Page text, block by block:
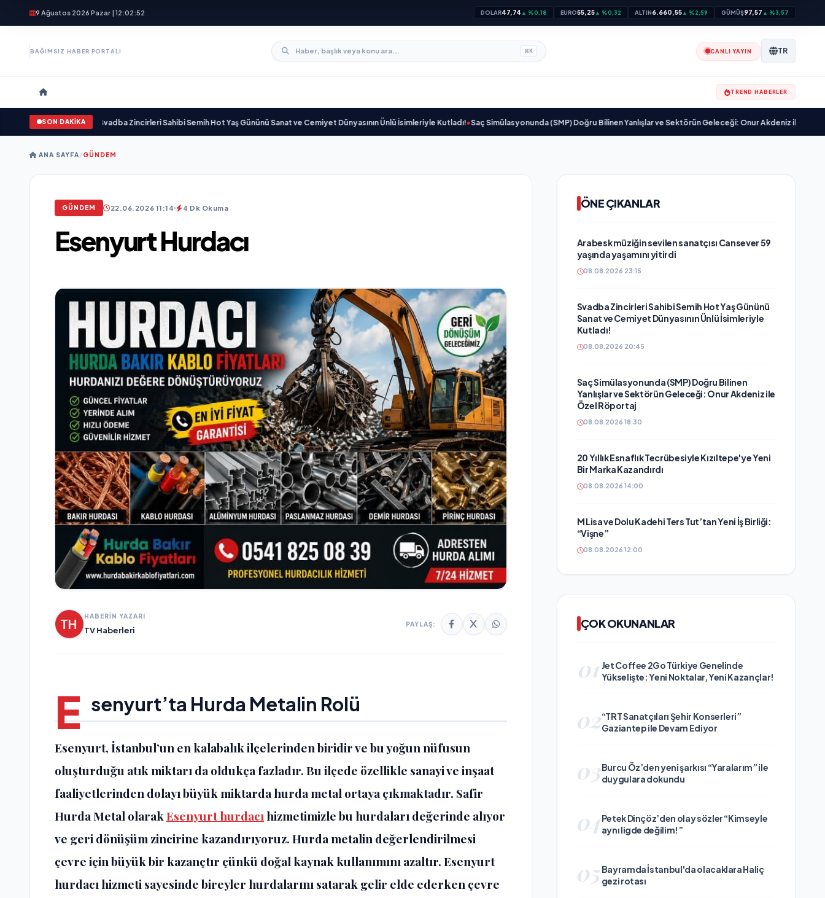
9 Ağustos 2026 Pazar | 12:02:54 DOLAR47,74 ▲ %0,18 EURO55,25▲ %0,32 ALTIN6.660,55▲ %2,59 GÜMÜŞ97,57 ▲ %3,57
BAĞIMSIZ HABER PORTALI ⌘K CANLI YAYIN TR
TREND HABERLER
SON DAKİKA
yaşamını yitirdi•Svadba Zincirleri Sahibi Semih Hot Yaş Gününü Sanat ve Cemiyet Dünyasının Ünlü İsimleriyle Kutladı!•Saç Simülasyonunda (SMP) Doğru Bilinen Yanlışlar ve Sektörün Geleceği: Onur Akdeniz ile Özel
ANA SAYFA/GÜNDEM
GÜNDEM 22.06.2026 11:14 4 Dk Okuma
Esenyurt Hurdacı
HABERİN YAZARI
TV Haberleri
PAYLAŞ:
E senyurt’ta Hurda Metalin Rolü
Esenyurt, İstanbul’un en kalabalık ilçelerinden biridir ve bu yoğun nüfusun
oluşturduğu atık miktarı da oldukça fazladır. Bu ilçede özellikle sanayi ve inşaat
faaliyetlerinden dolayı büyük miktarda hurda metal ortaya çıkmaktadır. Safir
Hurda Metal olarakEsenyurt hurdacı hizmetimizle bu hurdaları değerinde alıyor
ve geri dönüşüm zincirine kazandırıyoruz. Hurda metalin değerlendirilmesi
çevre için büyük bir kazançtır çünkü doğal kaynak kullanımını azaltır. Esenyurt
hurdacı hizmeti sayesinde bireyler hurdalarını satarak gelir elde ederken çevre
ÖNE ÇIKANLAR
Arabesk müziğin sevilen sanatçısı Cansever 59
yaşında yaşamını yitirdi
08.08.2026 23:15
Svadba Zincirleri Sahibi Semih Hot Yaş Gününü
Sanat ve Cemiyet Dünyasının Ünlü İsimleriyle
Kutladı!
08.08.2026 20:45
Saç Simülasyonunda (SMP) Doğru Bilinen
Yanlışlar ve Sektörün Geleceği: Onur Akdeniz ile
Özel Röportaj
08.08.2026 18:30
20 Yıllık Esnaflık Tecrübesiyle Kızıltepe'ye Yeni
Bir Marka Kazandırdı
08.08.2026 14:00
M Lisa ve Dolu Kadehi Ters Tut’tan Yeni İş Birliği:
“Vişne”
08.08.2026 12:00
ÇOK OKUNANLAR
01 Jet Coffee 2Go Türkiye Genelinde
Yükselişte: Yeni Noktalar, Yeni Kazançlar!
02“TRT Sanatçıları Şehir Konserleri”
Gaziantep ile Devam Ediyor
03Burcu Öz’den yeni şarkısı “Yaralarım” ile
duygulara dokundu
04Petek Dinçöz’den olay sözler “Kimseyle
aynı ligde değilim!”
05 Bayramda İstanbul'da olacaklara Haliç
gezi rotası